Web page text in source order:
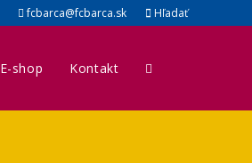
fcbarca@fcbarca.sk Hľadať
E-shop Kontakt Toggle